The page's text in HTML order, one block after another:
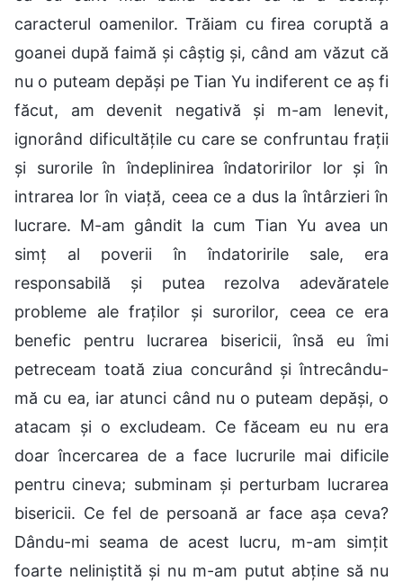
caracterul oamenilor. Trăiam cu firea coruptă a
goanei după faimă și câștig și, când am văzut că
nu o puteam depăși pe Tian Yu indiferent ce aș fi
făcut, am devenit negativă și m-am lenevit,
ignorând dificultățile cu care se confruntau frații
și surorile în îndeplinirea îndatoririlor lor și în
intrarea lor în viață, ceea ce a dus la întârzieri în
lucrare. M-am gândit la cum Tian Yu avea un
simț al poverii în îndatoririle sale, era
responsabilă și putea rezolva adevăratele
probleme ale fraților și surorilor, ceea ce era
benefic pentru lucrarea bisericii, însă eu îmi
petreceam toată ziua concurând și întrecându-
mă cu ea, iar atunci când nu o puteam depăși, o
atacam și o excludeam. Ce făceam eu nu era
doar încercarea de a face lucrurile mai dificile
pentru cineva; subminam și perturbam lucrarea
bisericii. Ce fel de persoană ar face așa ceva?
Dându-mi seama de acest lucru, m-am simțit
foarte neliniștită și nu m-am putut abține să nu